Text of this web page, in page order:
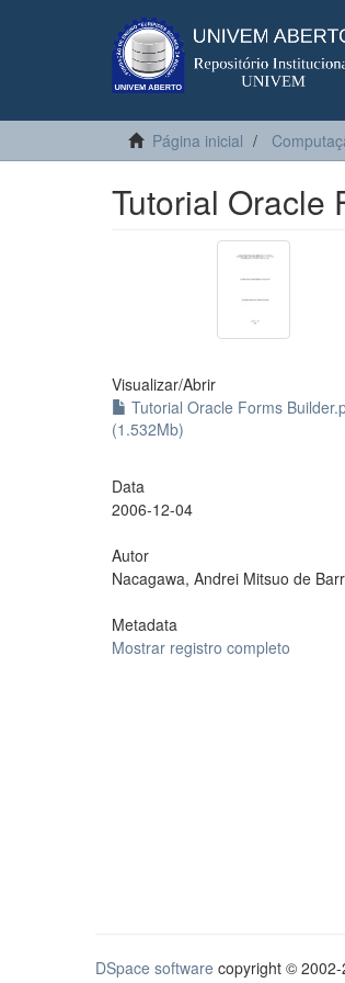
Página inicial
Tutorial Oracle
Visualizar/Abrir
Tutorial Oracle Forms
(1.532Mb)
Data
2006-12-04
Autor
Nacagawa, Andrei Mitsuo de
Metadata
Mostrar registro completo
DSpace software copyright © 2002-